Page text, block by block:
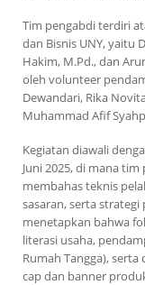
Tim pengabdi terdiri
dan Bisnis UNY, yaitu
Hakim, M.Pd., dan
oleh volunteer
Dewandari, Rika
Muhammad Afif
Kegiatan diawali
Juni 2025, di mana
membahas teknis
sasaran, serta
menetapkan bahwa
literasi usaha,
Rumah Tangga),
cap dan banner